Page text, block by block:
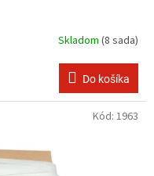
Skladom (8 sada)
Do košíka
Kód: 1963